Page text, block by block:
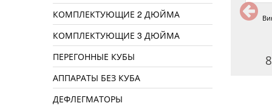
Фруктовая серия
95 руб.
Коньячная серия
КОМПЛЕКТУЮЩИЕ 2 ДЮЙМА
КОМПЛЕКТУЮЩИЕ 3 ДЮЙМА
ПЕРЕГОННЫЕ КУБЫ
АППАРАТЫ БЕЗ КУБА
ДЕФЛЕГМАТОРЫ